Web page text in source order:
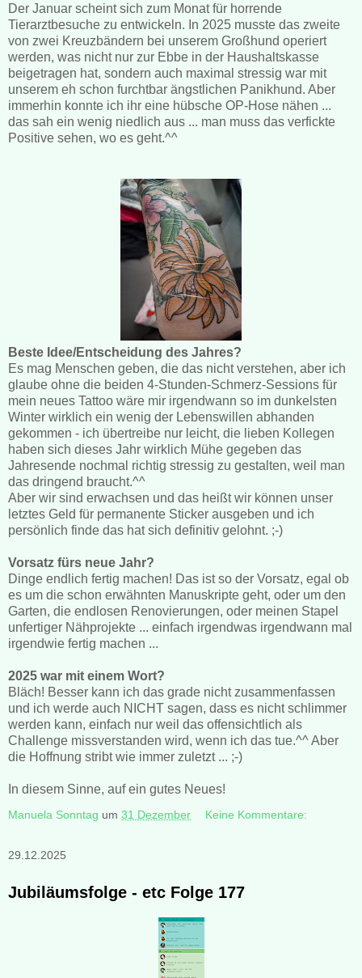
Der Januar scheint sich zum Monat für horrende
Tierarztbesuche zu entwickeln. In 2025 musste das zweite
von zwei Kreuzbändern bei unserem Großhund operiert
werden, was nicht nur zur Ebbe in der Haushaltskasse
beigetragen hat, sondern auch maximal stressig war mit
unserem eh schon furchtbar ängstlichen Panikhund. Aber
immerhin konnte ich ihr eine hübsche OP-Hose nähen ...
das sah ein wenig niedlich aus ... man muss das verfickte
Positive sehen, wo es geht.^^
Beste Idee/Entscheidung des Jahres?
Es mag Menschen geben, die das nicht verstehen, aber ich
glaube ohne die beiden 4-Stunden-Schmerz-Sessions für
mein neues Tattoo wäre mir irgendwann so im dunkelsten
Winter wirklich ein wenig der Lebenswillen abhanden
gekommen - ich übertreibe nur leicht, die lieben Kollegen
haben sich dieses Jahr wirklich Mühe gegeben das
Jahresende nochmal richtig stressig zu gestalten, weil man
das dringend braucht.^^
Aber wir sind erwachsen und das heißt wir können unser
letztes Geld für permanente Sticker ausgeben und ich
persönlich finde das hat sich definitiv gelohnt. ;-)
Vorsatz fürs neue Jahr?
Dinge endlich fertig machen! Das ist so der Vorsatz, egal ob
es um die schon erwähnten Manuskripte geht, oder um den
Garten, die endlosen Renovierungen, oder meinen Stapel
unfertiger Nähprojekte ... einfach irgendwas irgendwann mal
irgendwie fertig machen ...
2025 war mit einem Wort?
Bläch! Besser kann ich das grade nicht zusammenfassen
und ich werde auch NICHT sagen, dass es nicht schlimmer
werden kann, einfach nur weil das offensichtlich als
Challenge missverstanden wird, wenn ich das tue.^^ Aber
die Hoffnung stribt wie immer zuletzt ... ;-)
In diesem Sinne, auf ein gutes Neues!
Manuela Sonntag um 31 Dezember Keine Kommentare:
29.12.2025
Jubiläumsfolge - etc Folge 177